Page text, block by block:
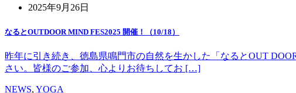
2025年9月26日
なるとOUTDOOR MIND FES2025 開催！（10/18）
昨年に引き続き、徳島県鳴門市の自然を生かした「なるとOUT
さい。皆様のご参加、心よりお待ちしてお […]
NEWS, YOGA